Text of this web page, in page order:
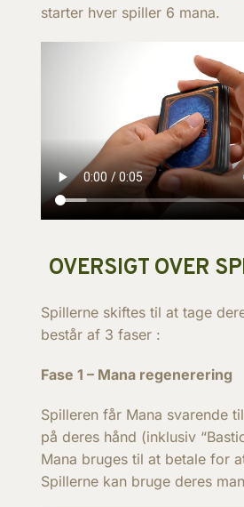
starter hver spiller 6 mana.
OVERSIGT OVER
Spillerne skiftes til at tage
består af 3 faser :
Fase 1 – Mana regenerering
Spilleren får Mana svarende
på deres hånd (inklusiv
Mana bruges til at betale for
Spillerne kan bruge deres